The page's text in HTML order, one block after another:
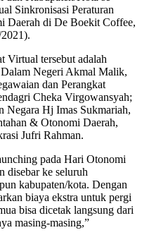
Sinkronisasi Peraturan
Daerah di De Boekit Coffee,
Virtual tersebut adalah
Negeri Akmal Malik,
dan Perangkat
Cheka Virgowansyah;
Negara Hj Imas Sukmariah,
& Otonomi Daerah,
Jufri Rahman.
pada Hari Otonomi
disebar ke seluruh
kabupaten/kota. Dengan
biaya ekstra untuk pergi
bisa dicetak langsung dari
masing-masing,”